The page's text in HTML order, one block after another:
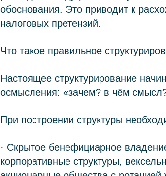
обоснования. Это приводит к
налоговых претензий.
Что такое правильное
Настоящее структурирование
осмысления: «зачем? в чём
При построении структуры
· Скрытое бенефициарное
корпоративные структуры,